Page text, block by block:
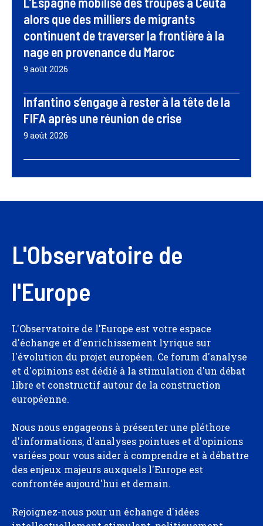
alors que des milliers de migrants
continuent de traverser la frontière à la
nage en provenance du Maroc
9 août 2026
Infantino s’engage à rester à la tête de la
FIFA après une réunion de crise
9 août 2026
L'Observatoire de
l'Europe
L'Observatoire de l'Europe est votre espace
d'échange et d'enrichissement lyrique sur
l'évolution du projet européen. Ce forum d'analyse
et d'opinions est dédié à la stimulation d'un débat
libre et constructif autour de la construction
européenne.
Nous nous engageons à présenter une pléthore
d'informations, d'analyses pointues et d'opinions
variées pour vous aider à comprendre et à débattre
des enjeux majeurs auxquels l'Europe est
confrontée aujourd'hui et demain.
Rejoignez-nous pour un échange d'idées